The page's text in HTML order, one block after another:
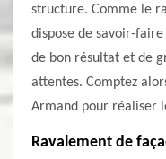
structure. Comme le
dispose de savoir-
de bon résultat et de
attentes. Comptez
Armand pour réaliser
Ravalement de